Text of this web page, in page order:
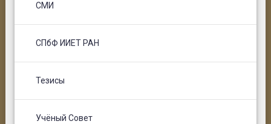
СМИ
СПбФ ИИЕТ РАН
Тезисы
Учёный Совет